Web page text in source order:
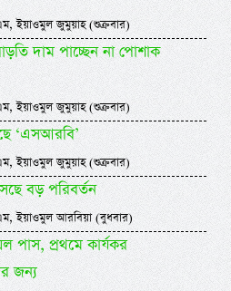
ইয়াওমুল জুমুয়াহ (শুক্রবার)
দাম পাচ্ছেন না পোশাক
ইয়াওমুল জুমুয়াহ (শুক্রবার)
‘এসআরবি’
ইয়াওমুল জুমুয়াহ (শুক্রবার)
বড় পরিবর্তন
ইয়াওমুল আরবিয়া (বুধবার)
পাস, প্রথমে কার্যকর
জন্য